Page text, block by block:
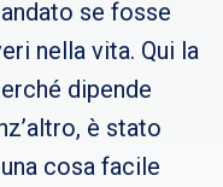
se fosse
nella vita. Qui la
dipende
è stato
cosa facile